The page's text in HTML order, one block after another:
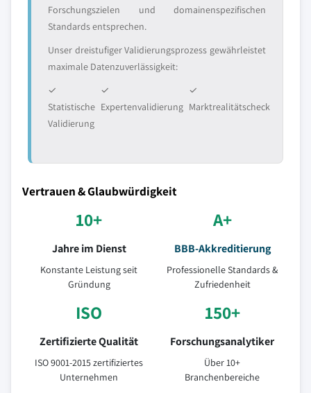
Forschungszielen und domainenspezifischen
Standards entsprechen.
Unser dreistufiger Validierungsprozess gewährleistet
maximale Datenzuverlässigkeit:
✓
Statistische
Validierung
✓
Expertenvalidierung
✓
Marktrealitätscheck
Vertrauen & Glaubwürdigkeit
10+
Jahre im Dienst
Konstante Leistung seit
Gründung
A+
BBB-Akkreditierung
Professionelle Standards &
Zufriedenheit
ISO
Zertifizierte Qualität
ISO 9001-2015 zertifiziertes
Unternehmen
150+
Forschungsanalytiker
Über 10+
Branchenbereiche